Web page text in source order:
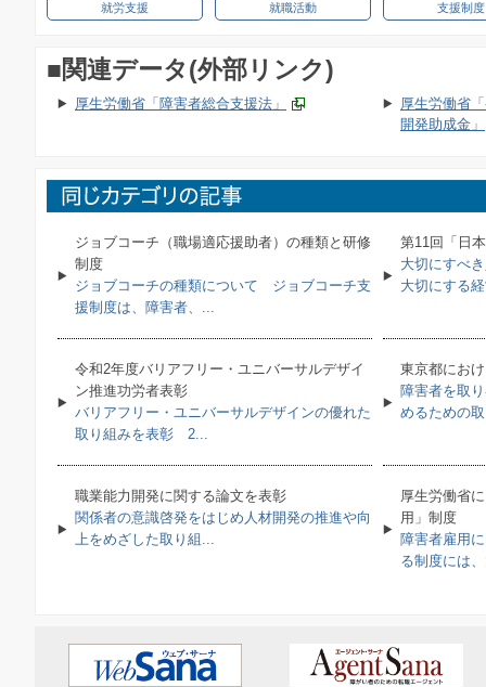
就労支援 就職活動 支援制度
■関連データ(外部リンク)
厚生労働省「障害者総合支援法」
厚生労働省
開発助成金」
ジョブコーチ（職場適応援助者）の種類と研修
制度
ジョブコーチの種類について ジョブコーチ支
援制度は、障害者、...
第11回「日
大切にすべ
大切にする
令和2年度バリアフリー・ユニバーサルデザイ
ン推進功労者表彰
バリアフリー・ユニバーサルデザインの優れた
取り組みを表彰 2...
東京都にお
障害者を取
めるための
職業能力開発に関する論文を表彰
関係者の意識啓発をはじめ人材開発の推進や向
上をめざした取り組...
厚生労働省
用」制度
障害者雇用
る制度には